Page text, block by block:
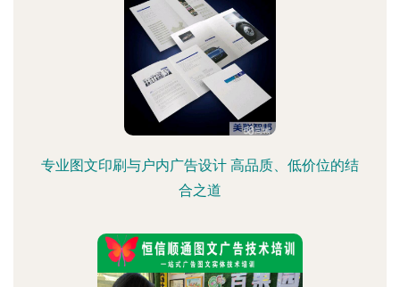
专业图文印刷与户内广告设计 高品质、低价位的结
合之道